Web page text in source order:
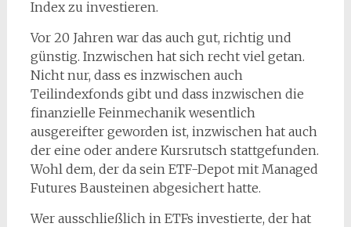
Index zu investieren.
Vor 20 Jahren war das auch gut, richtig und
günstig. Inzwischen hat sich recht viel getan.
Nicht nur, dass es inzwischen auch
Teilindexfonds gibt und dass inzwischen die
finanzielle Feinmechanik wesentlich
ausgereifter geworden ist, inzwischen hat auch
der eine oder andere Kursrutsch stattgefunden.
Wohl dem, der da sein ETF-Depot mit Managed
Futures Bausteinen abgesichert hatte.
Wer ausschließlich in ETFs investierte, der hat